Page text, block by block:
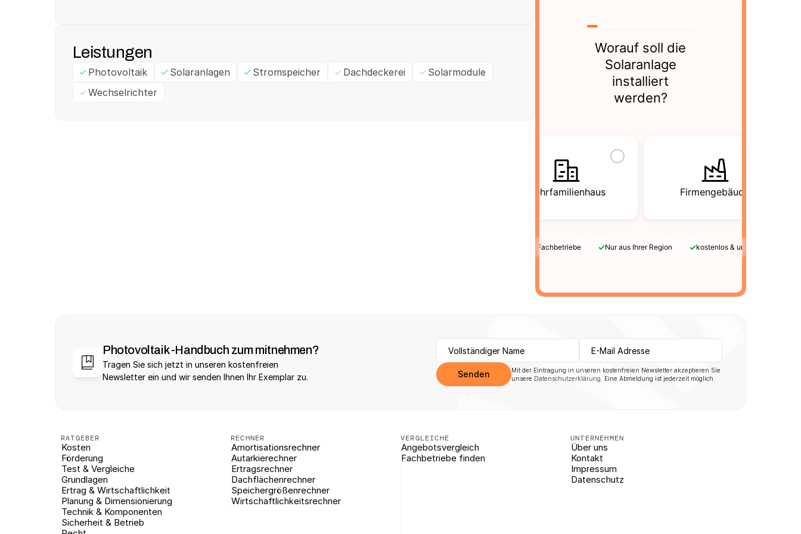
Leistungen
Photovoltaik Solaranlagen Stromspeicher Dachdeckerei
Solarmodule
Wechselrichter
Worauf soll die
Solaranlage
installiert
werden?
Mehrfamilienhaus Firmengebäude
Geprüfte Fachbetriebe ✓Nur aus Ihrer Region ✓kostenlos & unverbindlich
Photovoltaik -Handbuch zum mitnehmen?
Tragen Sie sich jetzt in unseren kostenfreien
Newsletter ein und wir senden Ihnen Ihr Exemplar zu.
Senden
Mit der Eintragung in unseren kostenfreien Newsletter akzeptieren Sie
unsere Datenschutzerklärung . Eine Abmeldung ist jederzeit möglich.
RATGEBER
Kosten
Förderung
Test & Vergleiche
Grundlagen
Ertrag & Wirtschaftlichkeit
Planung & Dimensionierung
Technik & Komponenten
Sicherheit & Betrieb
RECHNER
Amortisationsrechner
Autarkierechner
Ertragsrechner
Dachflächenrechner
Speichergrößenrechner
Wirtschaftlichkeitsrechner
VERGLEICHE
Angebotsvergleich
Fachbetriebe finden
UNTERNEHMEN
Über uns
Kontakt
Impressum
Datenschutz